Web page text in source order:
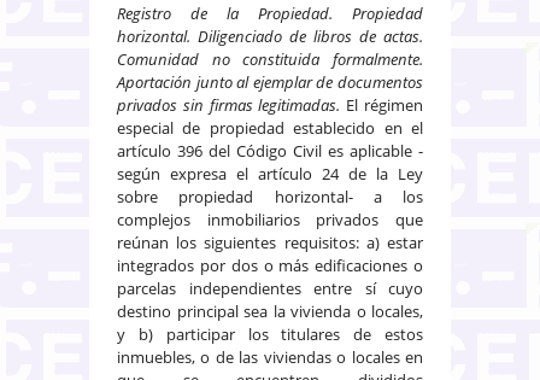
Registro de la Propiedad. Propiedad
horizontal. Diligenciado de libros de actas.
Comunidad no constituida formalmente.
Aportación junto al ejemplar de documentos
privados sin firmas legitimadas. El régimen
especial de propiedad establecido en el
artículo 396 del Código Civil es aplicable -
según expresa el artículo 24 de la Ley
sobre propiedad horizontal- a los
complejos inmobiliarios privados que
reúnan los siguientes requisitos: a) estar
integrados por dos o más edificaciones o
parcelas independientes entre sí cuyo
destino principal sea la vivienda o locales,
y b) participar los titulares de estos
inmuebles, o de las viviendas o locales en